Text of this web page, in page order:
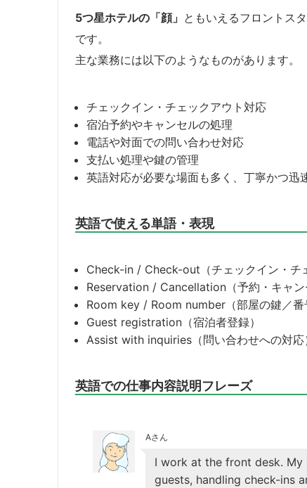
5つ星ホテルの「顔」 ともいえるフロントス
です。
主な業務には以下のようなものがあります。
チェックイン・チェックアウト対応
宿泊予約やキャンセルの処理
電話や対面での問い合わせ対応
支払い処理や鍵の管理
英語対応が必要な場面も多く、丁寧かつ迅
英語で使える単語・表現
Check-in / Check-out（チェックイン・チ
Reservation / Cancellation（予約・キャン
Room key / Room number（部屋の鍵／番
Guest registration（宿泊者登録）
Assist with inquiries（問い合わせへの対応
英語での仕事内容説明フレーズ
Aさん
I work at the front desk. My
guests, handling check-ins